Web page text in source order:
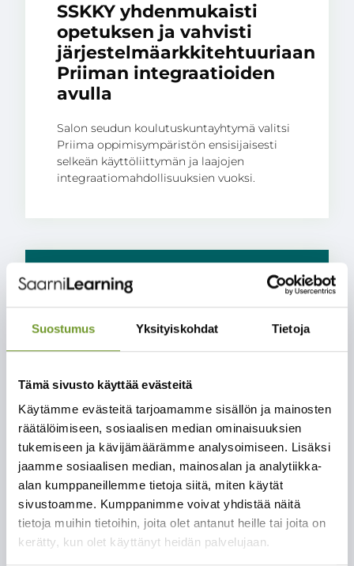
Suostumus Yksityiskohdat Tietoja
Tämä sivusto käyttää evästeitä
Käytämme evästeitä tarjoamamme sisällön ja mainosten
räätälöimiseen, sosiaalisen median ominaisuuksien
tukemiseen ja kävijämäärämme analysoimiseen. Lisäksi
jaamme sosiaalisen median, mainosalan ja analytiikka-
alan kumppaneillemme tietoja siitä, miten käytät
sivustoamme. Kumppanimme voivat yhdistää näitä
tietoja muihin tietoihin, joita olet antanut heille tai joita on
kerätty, kun olet käyttänyt heidän palvelujaan.
SSKKY yhdenmukaisti
opetuksen ja vahvisti
järjestelmäarkkitehtuuriaan
Priiman integraatioiden
avulla
Salon seudun koulutuskuntayhtymä valitsi
Priima oppimisympäristön ensisijaisesti
selkeän käyttöliittymän ja laajojen
integraatiomahdollisuuksien vuoksi.
Kuopion kaupunki
kehittää henkilöstönsä
osaamista Priiman avulla
ajasta ja paikasta
riippumatta